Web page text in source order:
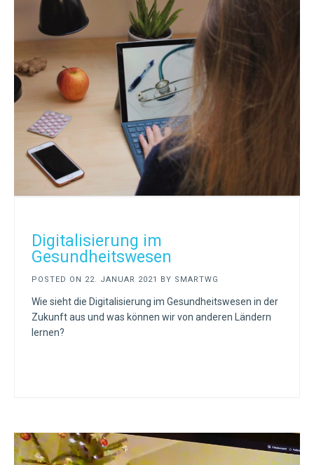
Digitalisierung im
Gesundheitswesen
POSTED ON 22. JANUAR 2021 BY SMARTWG
Wie sieht die Digitalisierung im Gesundheitswesen in der
Zukunft aus und was können wir von anderen Ländern
lernen?